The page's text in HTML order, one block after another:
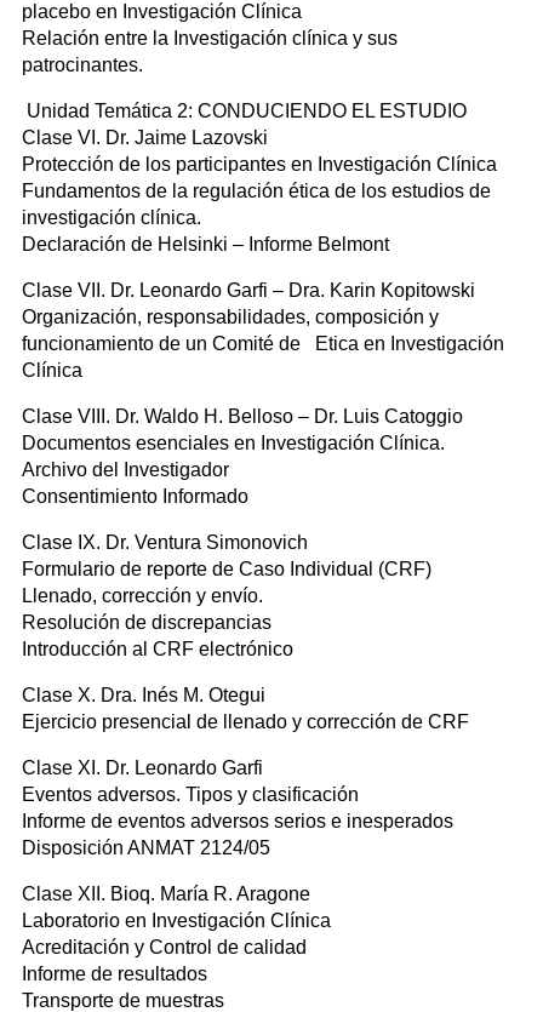
placebo en Investigación Clínica
Relación entre la Investigación clínica y sus
patrocinantes.
Unidad Temática 2: CONDUCIENDO EL ESTUDIO
Clase VI. Dr. Jaime Lazovski
Protección de los participantes en Investigación Clínica
Fundamentos de la regulación ética de los estudios de
investigación clínica.
Declaración de Helsinki – Informe Belmont
Clase VII. Dr. Leonardo Garfi – Dra. Karin Kopitowski
Organización, responsabilidades, composición y
funcionamiento de un Comité de Etica en Investigación
Clínica
Clase VIII. Dr. Waldo H. Belloso – Dr. Luis Catoggio
Documentos esenciales en Investigación Clínica.
Archivo del Investigador
Consentimiento Informado
Clase IX. Dr. Ventura Simonovich
Formulario de reporte de Caso Individual (CRF)
Llenado, corrección y envío.
Resolución de discrepancias
Introducción al CRF electrónico
Clase X. Dra. Inés M. Otegui
Ejercicio presencial de llenado y corrección de CRF
Clase XI. Dr. Leonardo Garfi
Eventos adversos. Tipos y clasificación
Informe de eventos adversos serios e inesperados
Disposición ANMAT 2124/05
Clase XII. Bioq. María R. Aragone
Laboratorio en Investigación Clínica
Acreditación y Control de calidad
Informe de resultados
Transporte de muestras